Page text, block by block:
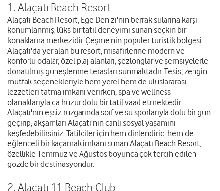
1. Alaçatı Beach Resort
Alaçatı Beach Resort, Ege Denizi'nin berrak sularına karşı
konumlanmış, lüks bir tatil deneyimi sunan seçkin bir
konaklama merkezidir. Çeşme'nin popüler turistik bölgesi
Alaçatı'da yer alan bu resort, misafirlerine modern ve
konforlu odalar, özel plaj alanları, şezlonglar ve şemsiyelerle
donatılmış güneşlenme terasları sunmaktadır. Tesis, zengin
mutfak seçenekleriyle hem yerel hem de uluslararası
lezzetleri tatma imkanı verirken, spa ve wellness
olanaklarıyla da huzur dolu bir tatil vaad etmektedir.
Alaçatı'nın eşsiz rüzgarında sörf ve su sporlarıyla dolu bir gün
geçirip, akşamları Alaçatı'nın canlı sosyal yaşamını
keşfedebilirsiniz. Tatilciler için hem dinlendirici hem de
eğlenceli bir kaçamak imkanı sunan Alaçatı Beach Resort,
özellikle Temmuz ve Ağustos boyunca çok tercih edilen
gözde bir destinasyondur.
2. Alaçatı 11 Beach Club